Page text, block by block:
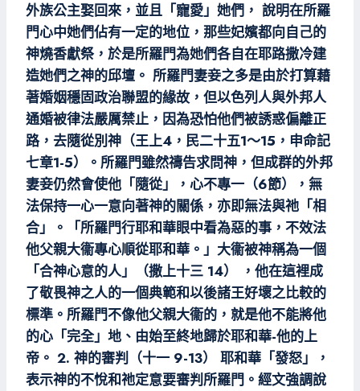
外族公主娶回來，並且「寵愛」她們， 說明在所羅
門心中她們佔有一定的地位，那些妃嬪都向自己的
神燒香獻祭，於是所羅門為她們各自在耶路撒冷建
造她們之神的邱壇。 所羅門妻妾之多是由於打算藉
著婚姻穩固政治聯盟的緣故，但以色列人與外邦人
通婚被律法嚴厲禁止，因為恐怕他們被誘惑偏離正
路，去隨從別神（王上4，民二十五1～15，申命記
七章1-5）。所羅門雖然禱告求問神，但成群的外邦
妻妾仍然會使他「隨從」，心不專一（6節），無
法保持一心一意向著神的關係，亦即無法與祂「相
合」。「所羅門行耶和華眼中看為惡的事，不效法
他父親大衞專心順從耶和華。」大衞被神稱為一個
「合神心意的人」（撒上十三 14） ，他在這裡成
了敬畏神之人的一個典範和以後諸王好壞之比較的
標準。所羅門不像他父親大衞的，就是他不能將他
的心「完全」地、由始至終地歸於耶和華-他的上
帝。 2. 神的審判（十一 9-13） 耶和華「發怒」，
表示神的不悅和祂定意要審判所羅門。經文強調說